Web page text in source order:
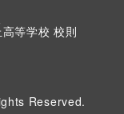
等学校 校則
Reserved.